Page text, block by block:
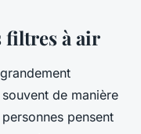
filtres à air
de manière
pensent